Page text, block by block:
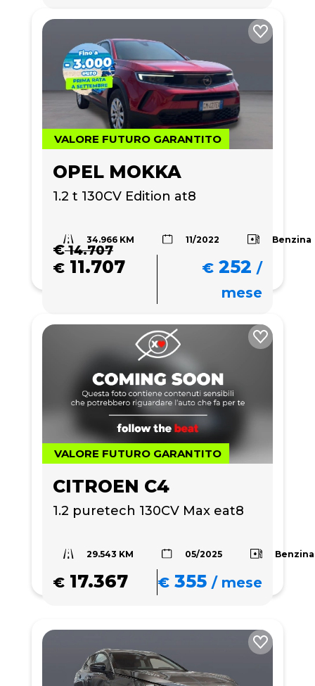
VALORE FUTURO GARANTITO
OPEL MOKKA
1.2 t 130CV Edition at8
34.966 KM 11/2022 Benzina
€14.707
€ 11.707 € 252 /
mese
VALORE FUTURO GARANTITO
CITROEN C4
1.2 puretech 130CV Max eat8
29.543 KM 05/2025 Benzina
€ 17.367 € 355 /mese